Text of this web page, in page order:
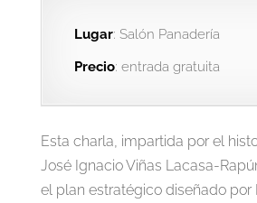
Lugar: Salón Panadería
Precio: entrada gratuita
Esta charla, impartida por el
José Ignacio Viñas Lacasa-
el plan estratégico diseñado por